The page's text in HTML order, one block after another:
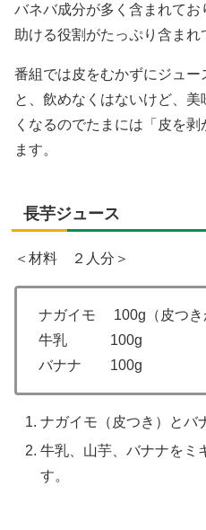
バネバ成分が多く含まれて
助ける役割がたっぷり含まれ
番組では皮をむかずにジュ
と、飲めなくはないけど、
くなるのでたまには「皮を
ます。
長芋ジュース
＜材料 ２人分＞
ナガイモ 100g（皮つき
牛乳 100g
バナナ 100g
ナガイモ（皮つき）とバ
牛乳、山芋、バナナをミ
す。